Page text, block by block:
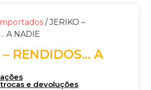
/ JERIKO –
A NADIE
– RENDIDOS… A
e devoluções